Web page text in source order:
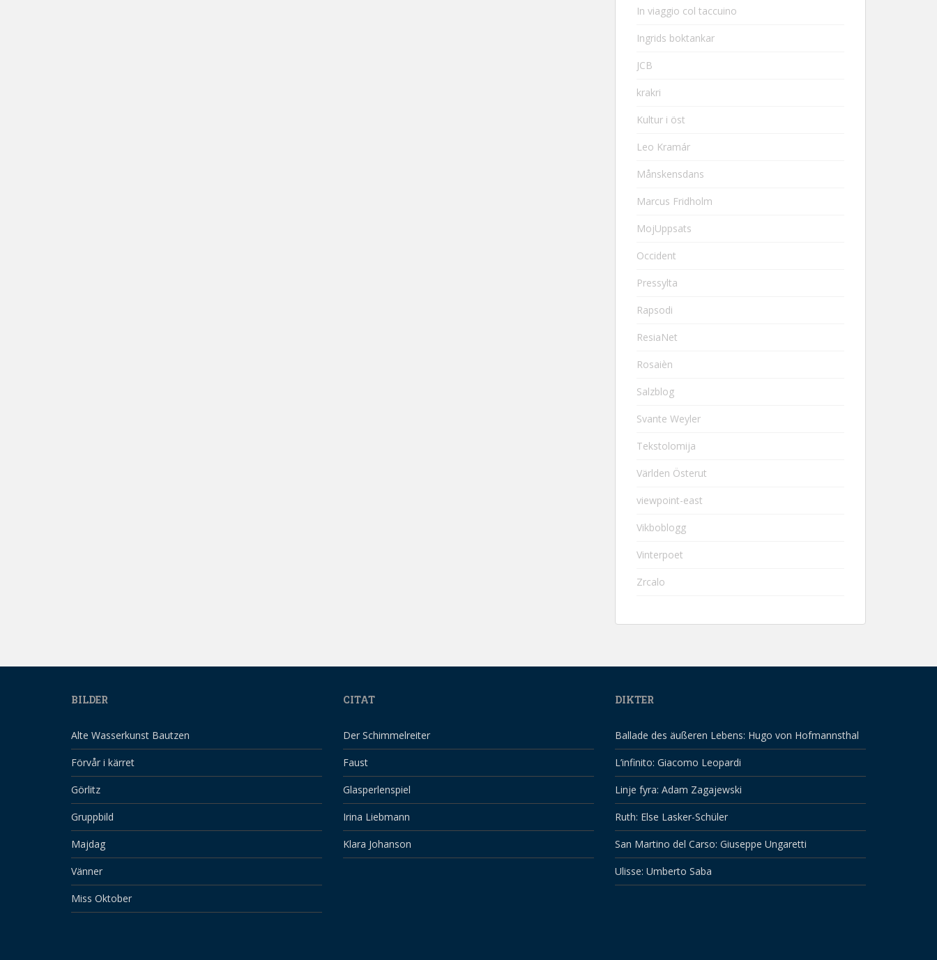
In viaggio col taccuino
Ingrids boktankar
JCB
krakri
Kultur i öst
Leo Kramár
Månskensdans
Marcus Fridholm
MojUppsats
Occident
Pressylta
Rapsodi
ResiaNet
Rosaièn
Salzblog
Svante Weyler
Tekstolomija
Världen Österut
viewpoint-east
Vikboblogg
Vinterpoet
Zrcalo
BILDER
Alte Wasserkunst Bautzen
Förvår i kärret
Görlitz
Gruppbild
Majdag
Vänner
Miss Oktober
CITAT
Der Schimmelreiter
Faust
Glasperlenspiel
Irina Liebmann
Klara Johanson
DIKTER
Ballade des äußeren Lebens: Hugo von Hofmannsthal
L’infinito: Giacomo Leopardi
Linje fyra: Adam Zagajewski
Ruth: Else Lasker-Schüler
San Martino del Carso: Giuseppe Ungaretti
Ulisse: Umberto Saba